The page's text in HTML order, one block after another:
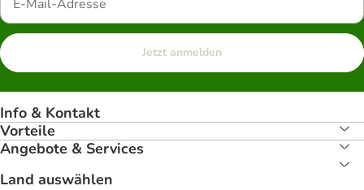
Jetzt anmelden
Info & Kontakt
Vorteile
Angebote & Services
Land auswählen